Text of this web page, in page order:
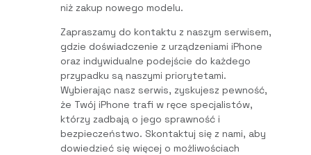
niż zakup nowego modelu.
Zapraszamy do kontaktu z naszym serwisem,
gdzie doświadczenie z urządzeniami iPhone
oraz indywidualne podejście do każdego
przypadku są naszymi priorytetami.
Wybierając nasz serwis, zyskujesz pewność,
że Twój iPhone trafi w ręce specjalistów,
którzy zadbają o jego sprawność i
bezpieczeństwo. Skontaktuj się z nami, aby
dowiedzieć się więcej o możliwościach